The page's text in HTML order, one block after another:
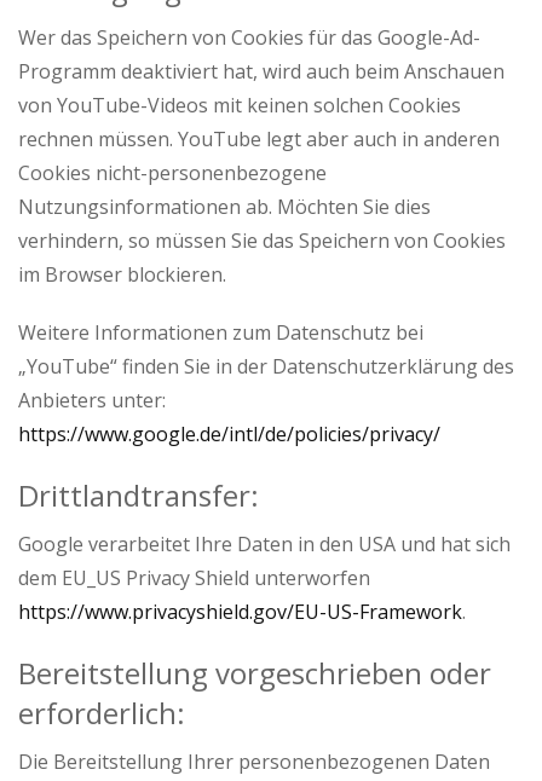
Wer das Speichern von Cookies für das Google-Ad-
Programm deaktiviert hat, wird auch beim Anschauen
von YouTube-Videos mit keinen solchen Cookies
rechnen müssen. YouTube legt aber auch in anderen
Cookies nicht-personenbezogene
Nutzungsinformationen ab. Möchten Sie dies
verhindern, so müssen Sie das Speichern von Cookies
im Browser blockieren.
Weitere Informationen zum Datenschutz bei
„YouTube“ finden Sie in der Datenschutzerklärung des
Anbieters unter:
https://www.google.de/intl/de/policies/privacy/
Drittlandtransfer:
Google verarbeitet Ihre Daten in den USA und hat sich
dem EU_US Privacy Shield unterworfen
https://www.privacyshield.gov/EU-US-Framework.
Bereitstellung vorgeschrieben oder
erforderlich:
Die Bereitstellung Ihrer personenbezogenen Daten